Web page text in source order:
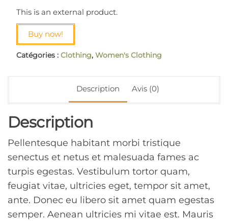
This is an external product.
Buy now!
t
n
a
i
v
e
Catégories : Clothing, Women's Clothing
Description Avis (0)
Description
Pellentesque habitant morbi tristique
senectus et netus et malesuada fames ac
turpis egestas. Vestibulum tortor quam,
feugiat vitae, ultricies eget, tempor sit amet,
ante. Donec eu libero sit amet quam egestas
semper. Aenean ultricies mi vitae est. Mauris